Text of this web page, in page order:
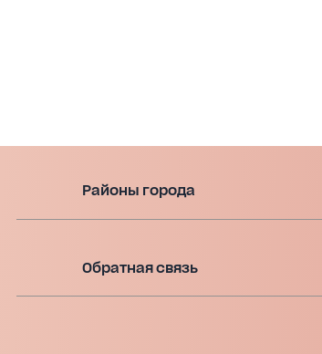
Районы города
Обратная связь